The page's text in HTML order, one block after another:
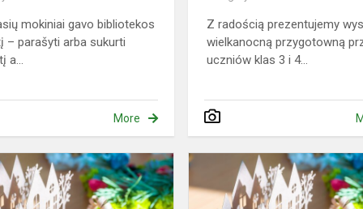
mokiniai gavo bibliotekos
– parašyti arba sukurti
a...
More
Z radością prezentujemy
wielkanocną przygotowną
uczniów klas 3 i 4...
Metų
laikų
grožis